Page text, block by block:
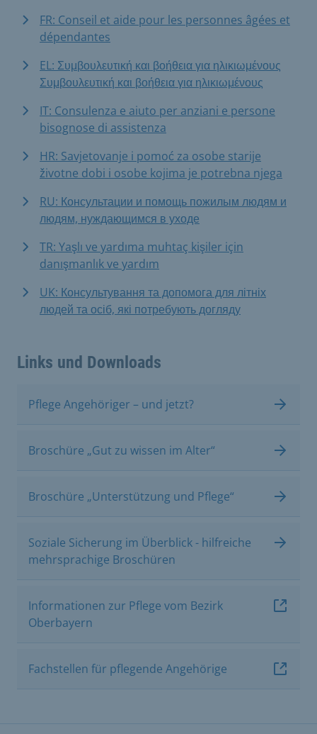
FR: Conseil et aide pour les personnes âgées et
dépendantes
EL: Συμβουλευτική και βοήθεια για ηλικιωμένους
Συμβουλευτική και βοήθεια για ηλικιωμένους
IT: Consulenza e aiuto per anziani e persone
bisognose di assistenza
HR: Savjetovanje i pomoć za osobe starije
životne dobi i osobe kojima je potrebna njega
RU: Консультации и помощь пожилым людям и
людям, нуждающимся в уходе
TR: Yaşlı ve yardıma muhtaç kişiler için
danışmanlık ve yardım
UK: Консультування та допомога для літніх
людей та осіб, які потребують догляду
Links und Downloads
Pflege Angehöriger – und jetzt?
Broschüre „Gut zu wissen im Alter“
Broschüre „Unterstützung und Pflege“
Soziale Sicherung im Überblick - hilfreiche
mehrsprachige Broschüren
Informationen zur Pflege vom Bezirk
Oberbayern
Fachstellen für pflegende Angehörige